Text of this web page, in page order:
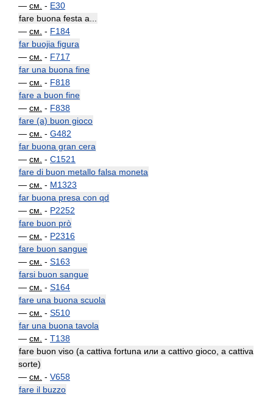
— см. - E30
fare buona festa a...
— см. - F184
far buojia figura
— см. - F717
far una buona fine
— см. - F818
fare a buon fine
— см. - F838
fare (a) buon gioco
— см. - G482
far buona gran cera
— см. - C1521
fare di buon metallo falsa moneta
— см. - M1323
far buona presa con qd
— см. - P2252
fare buon prò
— см. - P2316
fare buon sangue
— см. - S163
farsi buon sangue
— см. - S164
fare una buona scuola
— см. - S510
far una buona tavola
— см. - T138
fare buon viso (a cattiva fortuna или a cattivo gioco, a cattiva
sorte)
— см. - V658
fare il buzzo